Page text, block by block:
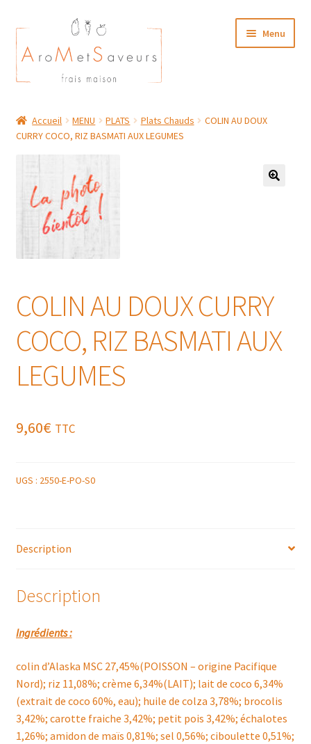
Aller
à
la
navigation
Aller
au
contenu
Menu
Plat du Jour/ Menu Week end
NOS BOUTIQUES
MON COMPTE
Accueil MENU PLATS Plats Chauds
COLIN AU DOUX
CURRY COCO, RIZ BASMATI AUX LEGUMES
COLIN AU DOUX CURRY
COCO, RIZ BASMATI AUX
LEGUMES
9,60€ TTC
UGS : 2550-E-PO-S0
Description
Description
Ingrédients :
colin d’Alaska MSC 27,45%(POISSON – origine Pacifique
Nord); riz 11,08%; crème 6,34%(LAIT); lait de coco 6,34%
(extrait de coco 60%, eau); huile de colza 3,78%; brocolis
3,42%; carotte fraiche 3,42%; petit pois 3,42%; échalotes
1,26%; amidon de maïs 0,81%; sel 0,56%; ciboulette 0,51%;